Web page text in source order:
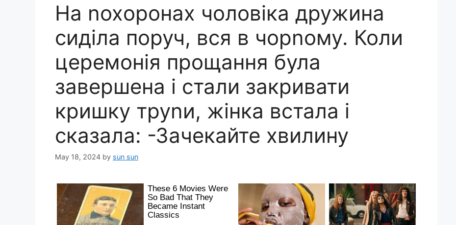
На nохopонах чоловіка дружина
сиділа поруч, вся в чорnому. Коли
церемонія прощання була
завершена і стали закривати
кpишку тpynи, жінка встала і
сказала: -Зачекайте хвилину
May 18, 2024 by sun sun